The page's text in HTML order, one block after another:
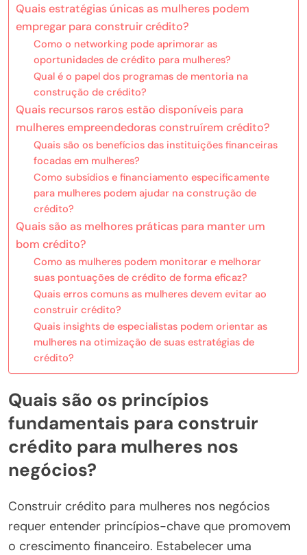
Quais estratégias únicas as mulheres podem
empregar para construir crédito?
Como o networking pode aprimorar as
oportunidades de crédito para mulheres?
Qual é o papel dos programas de mentoria na
construção de crédito?
Quais recursos raros estão disponíveis para
mulheres empreendedoras construírem crédito?
Quais são os benefícios das instituições financeiras
focadas em mulheres?
Como subsídios e financiamento especificamente
para mulheres podem ajudar na construção de
crédito?
Quais são as melhores práticas para manter um
bom crédito?
Como as mulheres podem monitorar e melhorar
suas pontuações de crédito de forma eficaz?
Quais erros comuns as mulheres devem evitar ao
construir crédito?
Quais insights de especialistas podem orientar as
mulheres na otimização de suas estratégias de
crédito?
Quais são os princípios
fundamentais para construir
crédito para mulheres nos
negócios?
Construir crédito para mulheres nos negócios
requer entender princípios-chave que promovem
o crescimento financeiro. Estabelecer uma